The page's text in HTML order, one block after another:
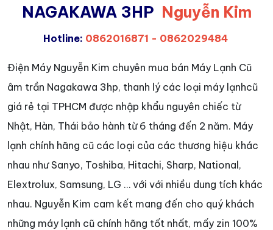
NAGAKAWA 3HP Nguyễn Kim
Hotline: 0862016871 - 0862029484
Điện Máy Nguyễn Kim chuyên mua bán Máy Lạnh Cũ
âm trần Nagakawa 3hp, thanh lý các loại máy lạnhcũ
giá rẻ tại TPHCM được nhập khẩu nguyên chiếc từ
Nhật, Hàn, Thái bảo hành từ 6 tháng đến 2 năm. Máy
lạnh chính hãng cũ các loại của các thương hiệu khác
nhau như Sanyo, Toshiba, Hitachi, Sharp, National,
Elextrolux, Samsung, LG … với với nhiều dung tích khác
nhau. Nguyễn Kim cam kết mang đến cho quý khách
những máy lạnh cũ chính hãng tốt nhất, mấy zin 100%